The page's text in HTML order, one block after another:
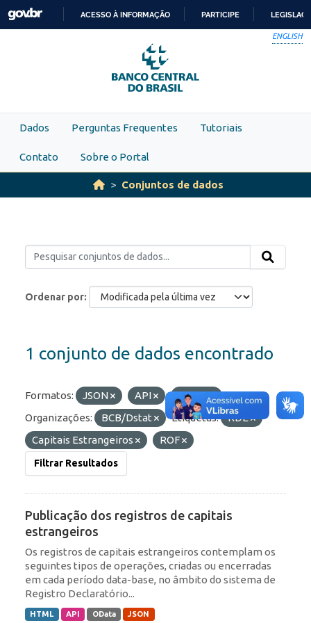
Skip to main content
PARA
O
CONTEÚDO
ACESSO À INFORMAÇÃO PARTICIPE
ENGLISH
Dados Perguntas Frequentes Tutoriais
Contato Sobre o Portal
Conjuntos de dados
Ordenar por
1 conjunto de dados encontrado
Formatos: JSON API
OData
Organizações:
BCB/Dstat Etiquetas:
RDE
Capitais Estrangeiros
ROF
Filtrar Resultados
Publicação dos registros de capitais
estrangeiros
Os registros de capitais estrangeiros contemplam os
seguintes tipos de operações, criadas ou encerradas
em cada período data-base, no âmbito do sistema de
Registro Declaratório...
HTML API OData JSON